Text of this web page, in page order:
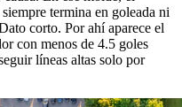
termina en goleada ni
corto. Por ahí aparece el
con menos de 4.5 goles
líneas altas solo por